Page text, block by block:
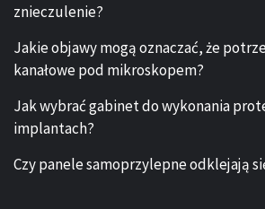
znieczulenie?
Jakie objawy mogą oznaczać, że
kanałowe pod mikroskopem?
Jak wybrać gabinet do wykonania
implantach?
Czy panele samoprzylepne odklejają